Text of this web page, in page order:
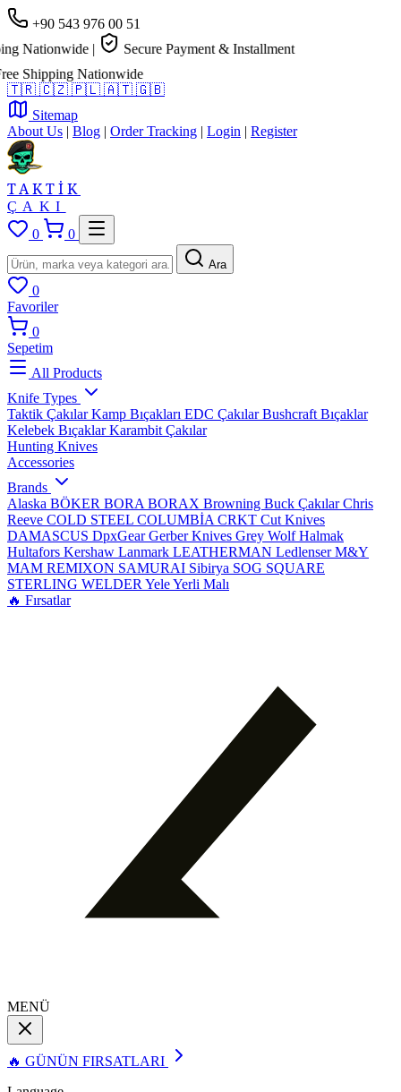
+90 543 976 00 51
Nationwide |
Secure Payment & Installment
Shipping Nationwide
🇹🇷 🇨🇿 🇵🇱 🇦🇹 🇬🇧
Sitemap
About Us | Blog | Order Tracking | Login | Register
TAKTİK
ÇAKI
0
0
Ara
0
Favoriler
0
Sepetim
All Products
Knife Types
Taktik ÇakılarKamp Bıçakları EDC ÇakılarBushcraft Bıçaklar
Kelebek BıçaklarKarambit Çakılar
Hunting Knives
Accessories
Brands
Alaska BÖKER BORA BORAX Browning Buck ÇakılarChris
Reeve COLD STEEL COLUMBİA CRKT Cut Knives
DAMASCUS DpxGearGerber Knives Grey WolfHalmak
Hultafors Kershaw Lanmark LEATHERMAN LedlenserM&Y
MAM REMIXON SAMURAI Sibirya SOG SQUARE
STERLING WELDER YeleYerli Malı
🔥 Fırsatlar
MENÜ
🔥 GÜNÜN FIRSATLARI